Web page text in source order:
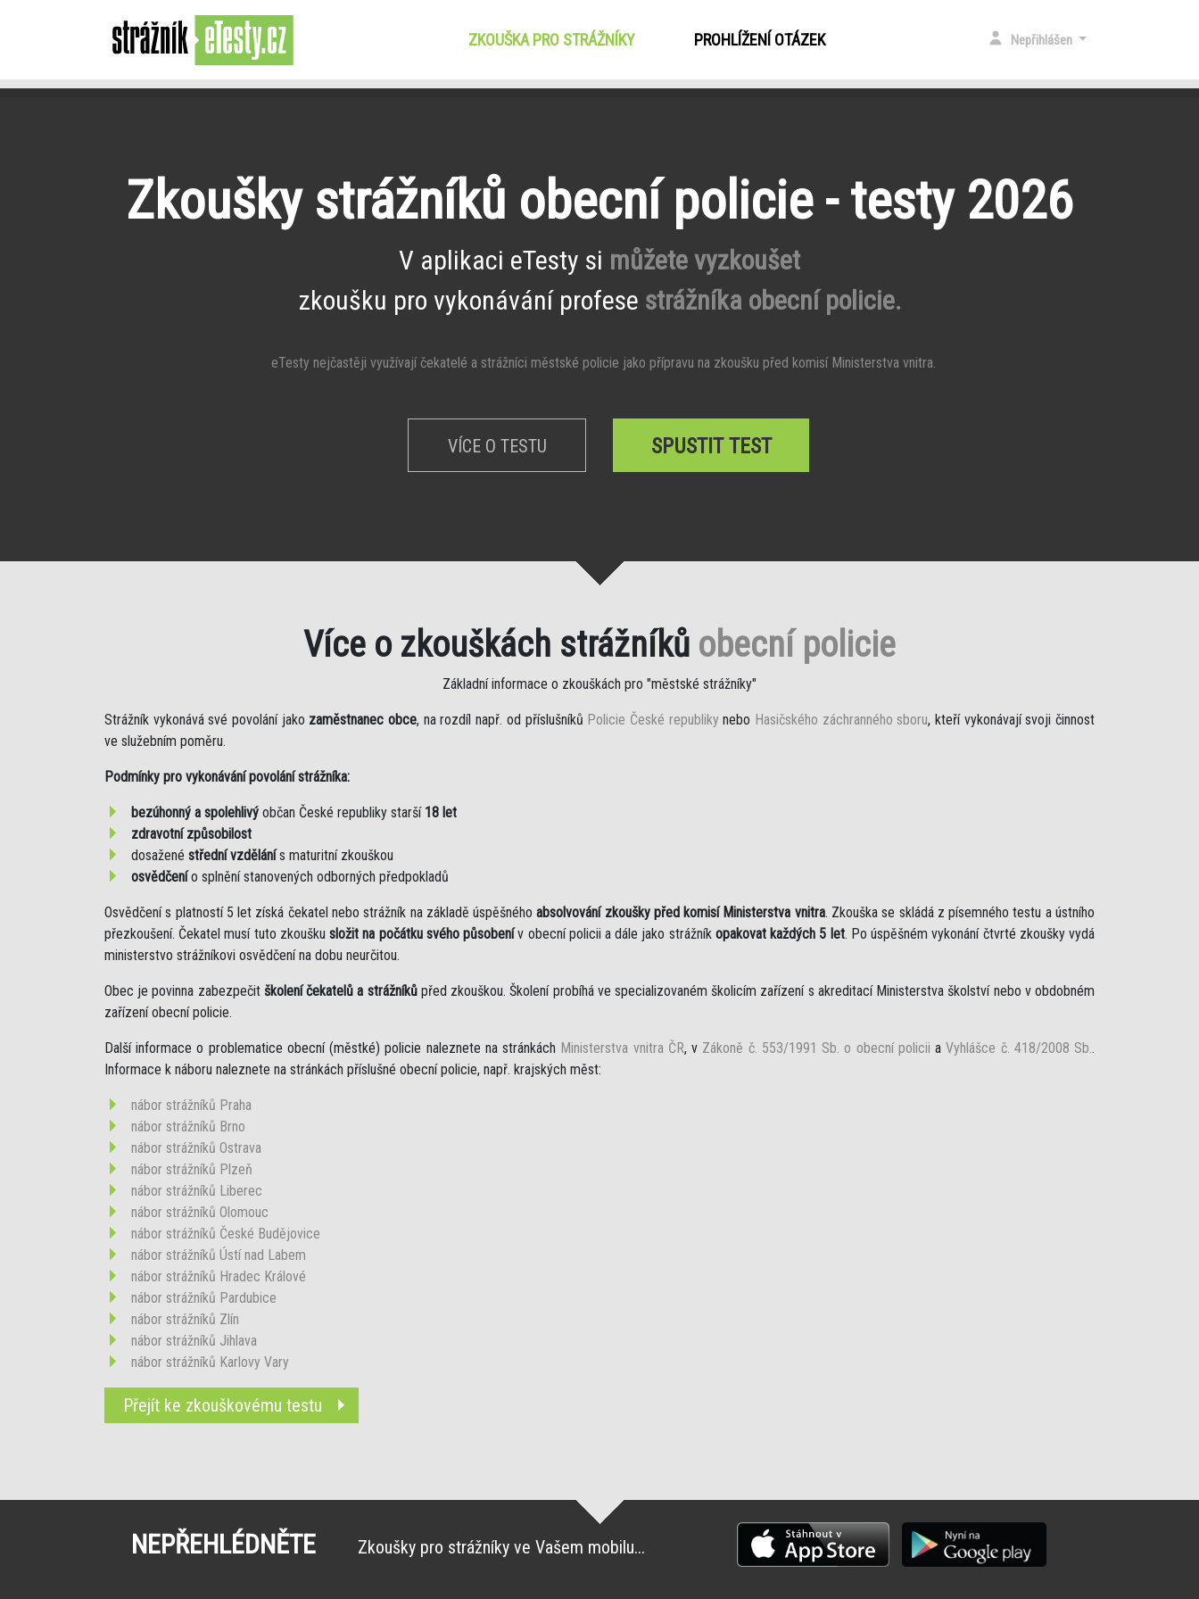
ZKOUŠKA PRO STRÁŽNÍKY (CURRENT)PROHLÍŽENÍ OTÁZEK Nepřihlášen
Zkoušky strážníků obecní policie - testy 2026
V aplikaci eTesty si můžete vyzkoušet
zkoušku pro vykonávání profese strážníka obecní policie.
eTesty nejčastěji využívají čekatelé a strážníci městské policie jako přípravu na zkoušku před komisí Ministerstva vnitra.
VÍCE O TESTU SPUSTIT TEST
Více o zkouškách strážníků obecní policie
Základní informace o zkouškách pro "městské strážníky"
Strážník vykonává své povolání jako zaměstnanec obce, na rozdíl např. od příslušníků Policie České republiky nebo Hasičského záchranného sboru, kteří vykonávají svoji činnost
ve služebním poměru.
Podmínky pro vykonávání povolání strážníka:
bezúhonný a spolehlivý občan České republiky starší 18 let
zdravotní způsobilost
dosažené střední vzdělánís maturitní zkouškou
osvědčenío splnění stanovených odborných předpokladů
Osvědčení s platností 5 let získá čekatel nebo strážník na základě úspěšnéhoabsolvování zkoušky před komisí Ministerstva vnitra. Zkouška se skládá z písemného testu a ústního
přezkoušení. Čekatel musí tuto zkouškusložit na počátku svého působenív obecní policii a dále jako strážník opakovat každých 5 let. Po úspěšném vykonání čtvrté zkoušky vydá
ministerstvo strážníkovi osvědčení na dobu neurčitou.
Obec je povinna zabezpečit školení čekatelů a strážníkůpřed zkouškou. Školení probíhá ve specializovaném školicím zařízení s akreditací Ministerstva školství nebo v obdobném
zařízení obecní policie.
Další informace o problematice obecní (městké) policie naleznete na stránkách Ministerstva vnitra ČR, v Zákoně č. 553/1991 Sb. o obecní policii aVyhlášce č. 418/2008 Sb..
Informace k náboru naleznete na stránkách příslušné obecní policie, např. krajských měst:
nábor strážníků Praha
nábor strážníků Brno
nábor strážníků Ostrava
nábor strážníků Plzeň
nábor strážníků Liberec
nábor strážníků Olomouc
nábor strážníků České Budějovice
nábor strážníků Ústí nad Labem
nábor strážníků Hradec Králové
nábor strážníků Pardubice
nábor strážníků Zlín
nábor strážníků Jihlava
nábor strážníků Karlovy Vary
Přejít ke zkouškovému testu
NEPŘEHLÉDNĚTE Zkoušky pro strážníky ve Vašem mobilu...